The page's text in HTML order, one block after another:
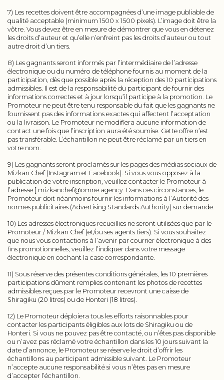
7) Les recettes doivent être accompagnées d’une image publiable de
qualité acceptable (minimum 1500 x 1500 pixels). L’image doit être la
vôtre. Vous devez être en mesure de démontrer que vous en détenez
les droits d’auteur et qu’elle n’enfreint pas les droits d’auteur ou tout
autre droit d’un tiers.
8) Les gagnants seront informés par l’intermédiaire de l’adresse
électronique ou du numéro de téléphone fournis au moment de la
participation, dès que possible après la réception des 10 participations
admissibles. Il est de la responsabilité du participant de fournir des
informations correctes et à jour lorsqu’il participe à la promotion. Le
Promoteur ne peut être tenu responsable du fait que les gagnants ne
fournissent pas des informations exactes qui affectent l’acceptation
ou la livraison. Le Promoteur ne modifiera aucune information de
contact une fois que l’inscription aura été soumise. Cette offre n’est
pas transférable. L’échantillon ne peut être réclamé par un tiers en
votre nom.
9) Les gagnants seront proclamés sur les pages des médias sociaux de
Mizkan Chef (Instagram et Facebook). Si vous vous opposez à la
publication de votre inscription, veuillez contacter le Promoteur à
l’adresse [ mizkanchef@omne.agency . Dans ces circonstances, le
Promoteur doit néanmoins fournir les informations à l’Autorité des
normes publicitaires (Advertising Standards Authority) sur demande.
10) Les adresses électroniques recueillies ne seront utilisées que par le
Promoteur / Mizkan Chef (et/ou ses agents tiers). Si vous souhaitez
que nous vous contactions à l’avenir par courrier électronique à des
fins promotionnelles, veuillez l’indiquer dans votre message
électronique en cochant la case correspondante.
11) Sous réserve des présentes conditions générales, les 10 premières
participations dûment remplies contenant les photos de recettes
admissibles reçues par le Promoteur recevront une caisse de
Shiragiku (20 litres) ou de Honteri (18 litres).
12) Le Promoteur déploiera tous les efforts raisonnables pour
contacter les participants éligibles aux lots de Shiragiku ou de
Honteri. Si vous ne pouvez pas être contacté, ou n’êtes pas disponible
ou n’avez pas réclamé votre échantillon dans les 10 jours suivant la
date d’annonce, le Promoteur se réserve le droit d’offrir les
échantillons au participant admissible suivant. Le Promoteur
n’accepte aucune responsabilité si vous n’êtes pas en mesure
d’accepter l’échantillon.